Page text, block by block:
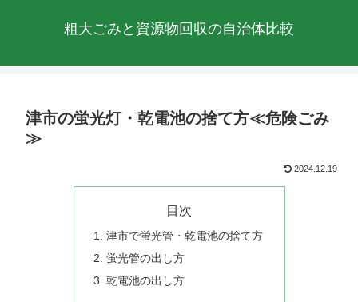
粗大ごみと資源物回収の自治体比較
津市の蛍光灯・乾電池の捨て方≪危険ごみ
≫
2024.12.19
目次
津市で蛍光管・乾電池の捨て方
蛍光管の出し方
乾電池の出し方